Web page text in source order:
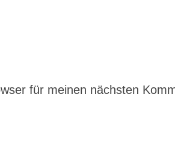
für meinen nächsten